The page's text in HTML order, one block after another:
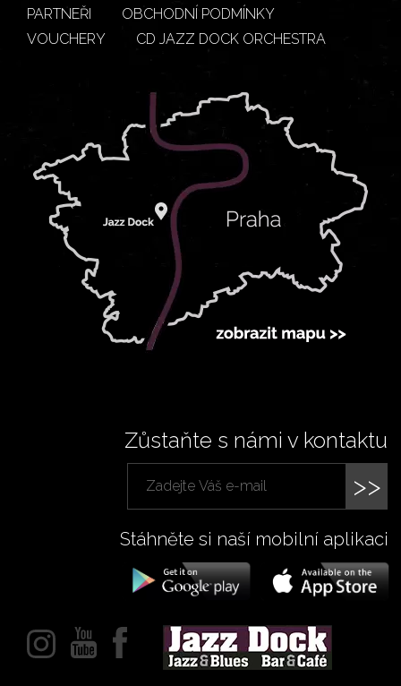
PARTNEŘI
OBCHODNÍ PODMÍNKY
VOUCHERY
CD JAZZ DOCK ORCHESTRA
Zůstaňte s námi v kontaktu
>>
Stáhněte si naší mobilní aplikaci